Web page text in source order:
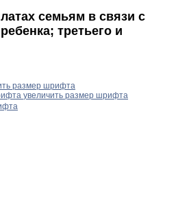
семьям в связи с
третьего и
размер шрифта
увеличить размер шрифта